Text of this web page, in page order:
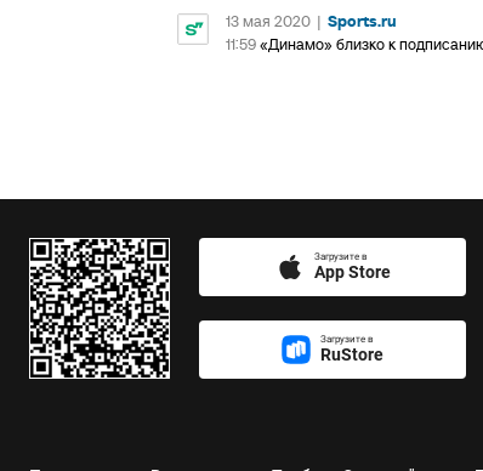
13 мая 2020 | Sports.ru
11:59«Динамо» близко к
Загрузите в
App Store
Загрузите в
RuStore